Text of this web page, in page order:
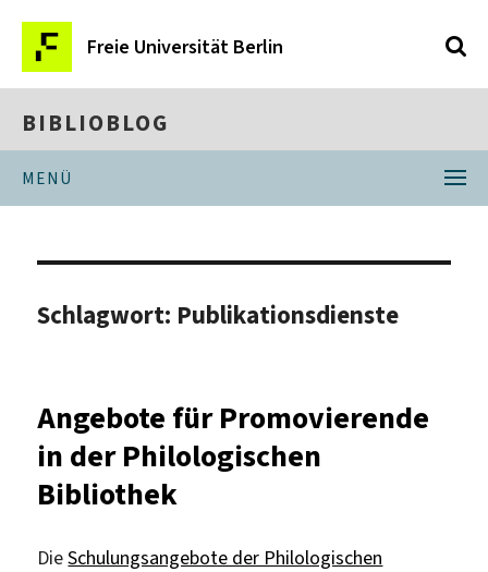
Freie Universität Berlin
BIBLIOBLOG
MENÜ
Schlagwort: Publikationsdienste
Angebote für Promovierende
in der Philologischen
Bibliothek
DieSchulungsangebote der Philologischen